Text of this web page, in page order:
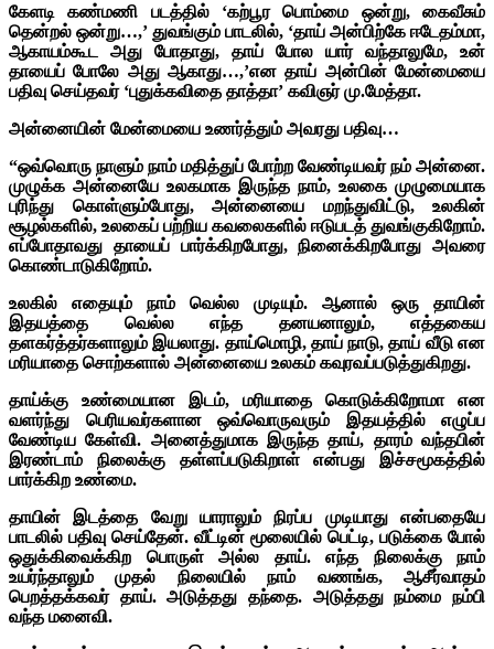
கேளடி கண்மணி படத்தில் ‘கற்பூர பொம்மை ஒன்று, கைவீசும்
தென்றல் ஒன்று…,’ துவங்கும் பாடலில், ‘தாய் அன்பிற்கே ஈடேதம்மா,
ஆகாயம்கூட அது போதாது, தாய் போல யார் வந்தாலுமே, உன்
தாயைப் போலே அது ஆகாது…,’என தாய் அன்பின் மேன்மையை
பதிவு செய்தவர் ‘புதுக்கவிதை தாத்தா’ கவிஞர் மு.மேத்தா.
அன்னையின் மேன்மையை உணர்த்தும் அவரது பதிவு…
“ஒவ்வொரு நாளும் நாம் மதித்துப் போற்ற வேண்டியவர் நம் அன்னை.
முழுக்க அன்னையே உலகமாக இருந்த நாம், உலகை முழுமையாக
புரிந்து கொள்ளும்போது, அன்னையை மறந்துவிட்டு, உலகின்
சூழல்களில், உலகைப் பற்றிய கவலைகளில் ஈடுபடத் துவங்குகிறோம்.
எப்போதாவது தாயைப் பார்க்கிறபோது, நினைக்கிறபோது அவரை
கொண்டாடுகிறோம்.
உலகில் எதையும் நாம் வெல்ல முடியும். ஆனால் ஒரு தாயின்
இதயத்தை வெல்ல எந்த தனயனாலும், எத்தகைய
தளகர்த்தர்களாலும் இயலாது. தாய்மொழி, தாய் நாடு, தாய் வீடு என
மரியாதை சொற்களால் அன்னையை உலகம் கவுரவப்படுத்துகிறது.
தாய்க்கு உண்மையான இடம், மரியாதை கொடுக்கிறோமா என
வளர்ந்து பெரியவர்களான ஒவ்வொருவரும் இதயத்தில் எழுப்ப
வேண்டிய கேள்வி. அனைத்துமாக இருந்த தாய், தாரம் வந்தபின்
இரண்டாம் நிலைக்கு தள்ளப்படுகிறாள் என்பது இச்சமூகத்தில்
பார்க்கிற உண்மை.
தாயின் இடத்தை வேறு யாராலும் நிரப்ப முடியாது என்பதையே
பாடலில் பதிவு செய்தேன். வீட்டின் மூலையில் பெட்டி, படுக்கை போல்
ஒதுக்கிவைக்கிற பொருள் அல்ல தாய். எந்த நிலைக்கு நாம்
உயர்ந்தாலும் முதல் நிலையில் நாம் வணங்க, ஆசீர்வாதம்
பெறத்தக்கவர் தாய். அடுத்தது தந்தை. அடுத்தது நம்மை நம்பி
வந்த மனைவி.